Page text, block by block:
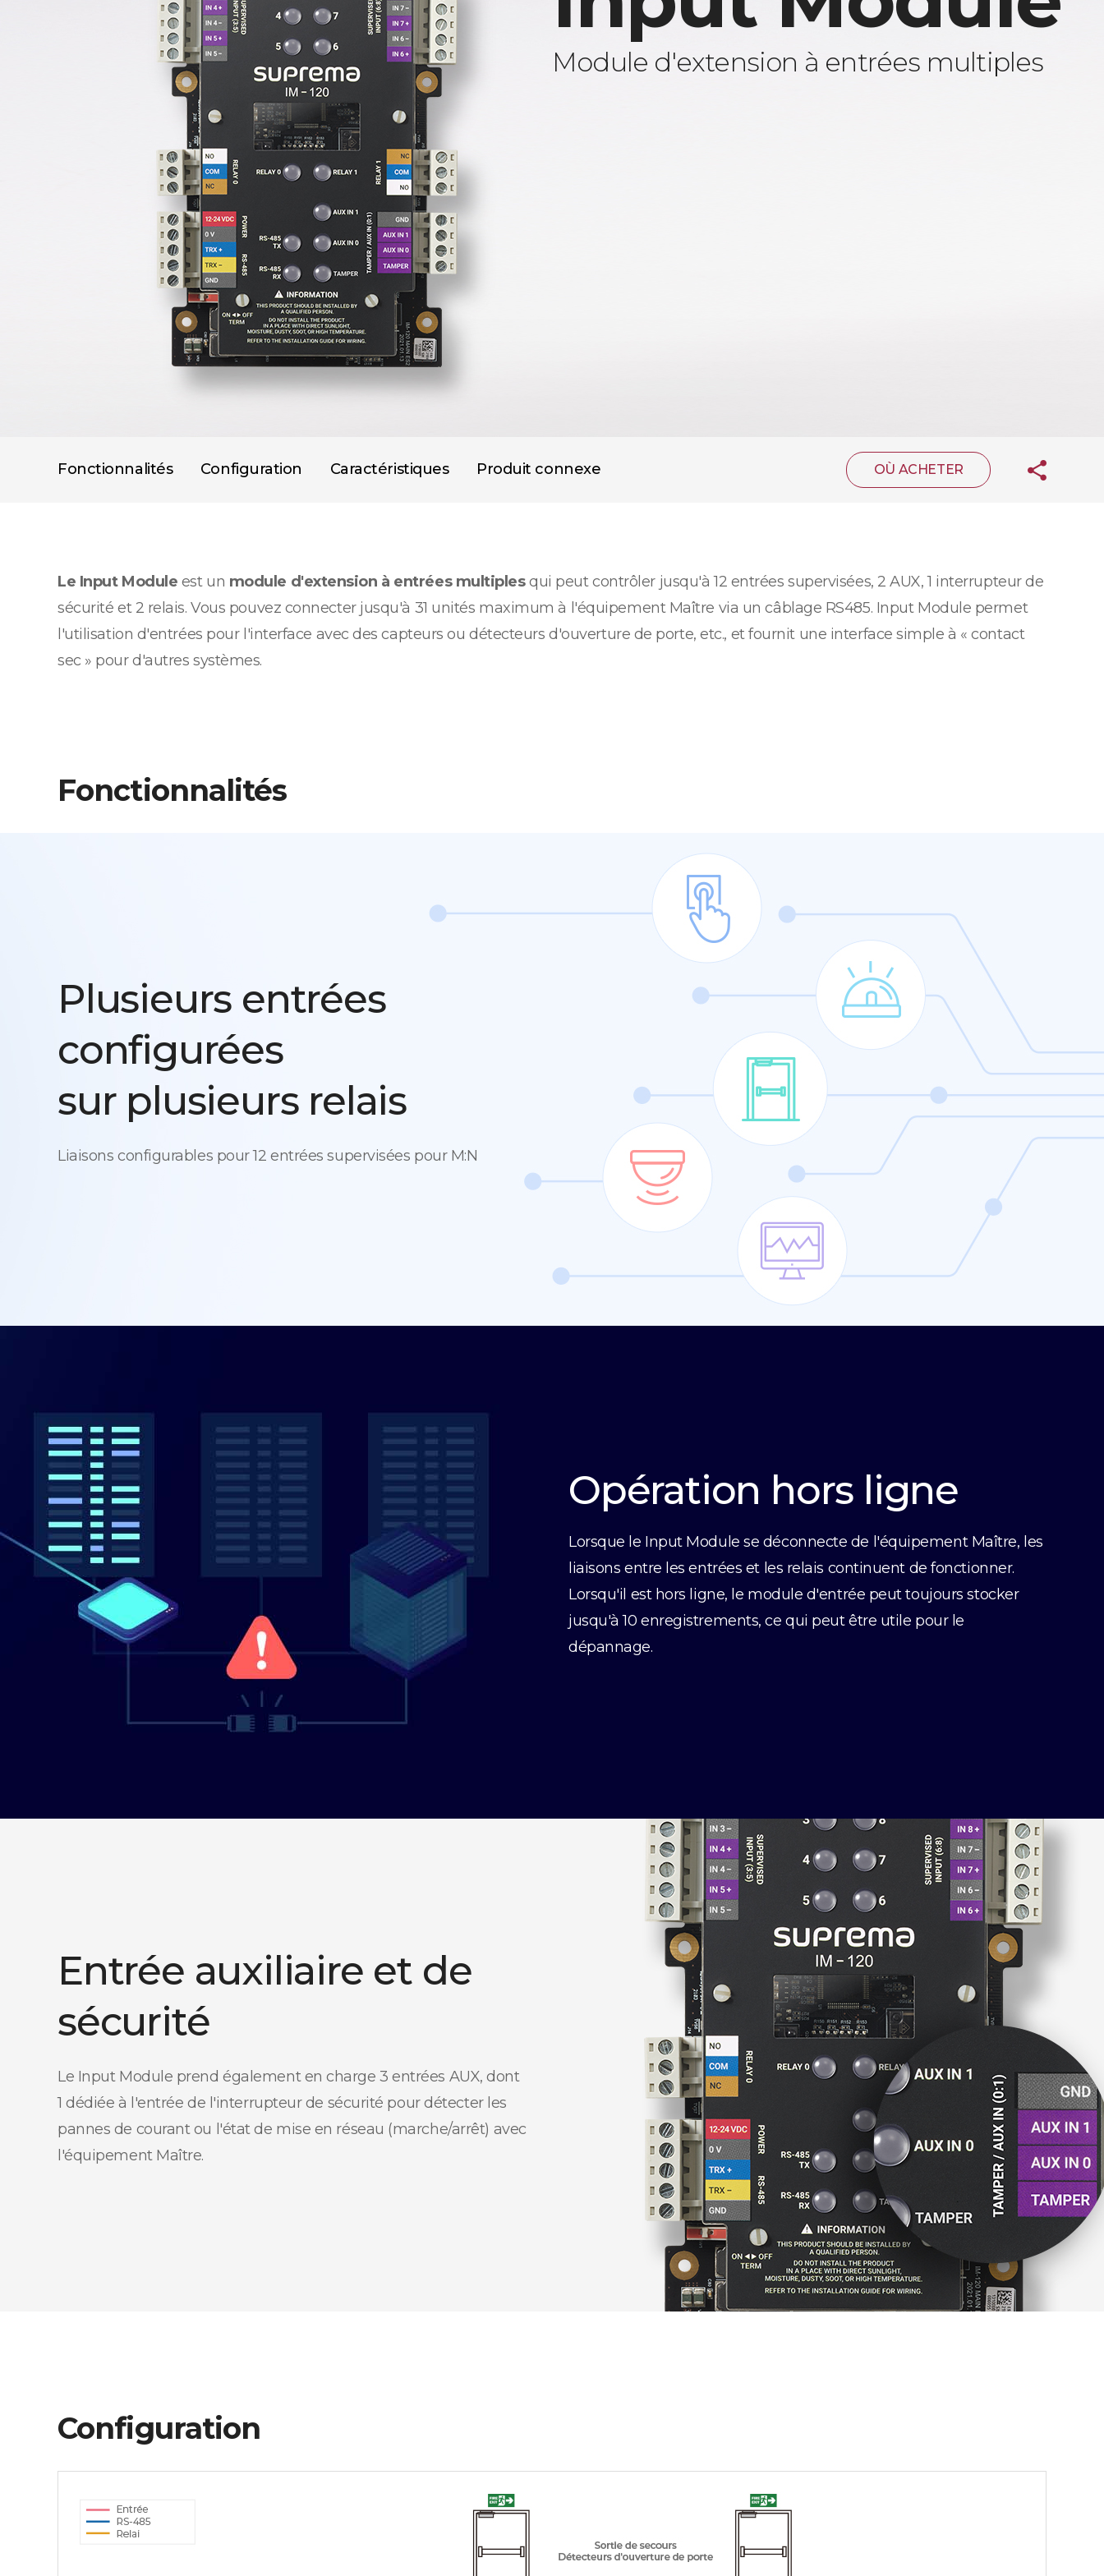
Module d'extension à entrées multiples
Fonctionnalités Configuration Caractéristiques Produit connexe OÙ ACHETER
Le Input Module est un module d'extension à entrées multiplesqui peut contrôler jusqu'à 12 entrées supervisées, 2 AUX, 1 interrupteur de
sécurité et 2 relais. Vous pouvez connecter jusqu'à 31 unités maximum à l'équipement Maître via un câblage RS485. Input Module permet
l'utilisation d'entrées pour l'interface avec des capteurs ou détecteurs d'ouverture de porte, etc., et fournit une interface simple à « contact
sec » pour d'autres systèmes.
Fonctionnalités
Plusieurs entrées
configurées
sur plusieurs relais
Liaisons configurables pour 12 entrées supervisées pour M:N
Opération hors ligne
Lorsque le Input Module se déconnecte de l'équipement Maître, les
liaisons entre les entrées et les relais continuent de fonctionner.
Lorsqu'il est hors ligne, le module d'entrée peut toujours stocker
jusqu'à 10 enregistrements, ce qui peut être utile pour le
dépannage.
Entrée auxiliaire et de
sécurité
Le Input Module prend également en charge 3 entrées AUX, dont
1 dédiée à l'entrée de l'interrupteur de sécurité pour détecter les
pannes de courant ou l'état de mise en réseau (marche/arrêt) avec
l'équipement Maître.
Configuration